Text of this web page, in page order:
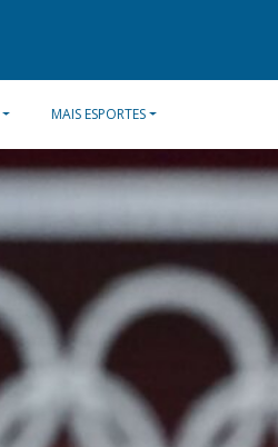
MAIS ESPORTES